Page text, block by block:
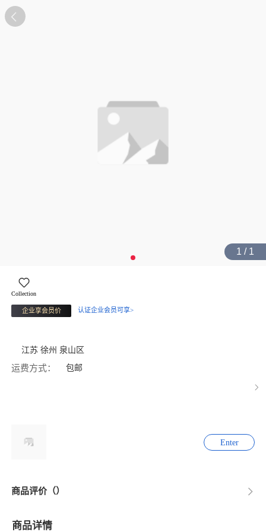
1 / 1
Collection
企业享会员价 认证企业会员可享>
江苏 徐州 泉山区
运费方式： 包邮
Enter
商品评价（）
商品详情